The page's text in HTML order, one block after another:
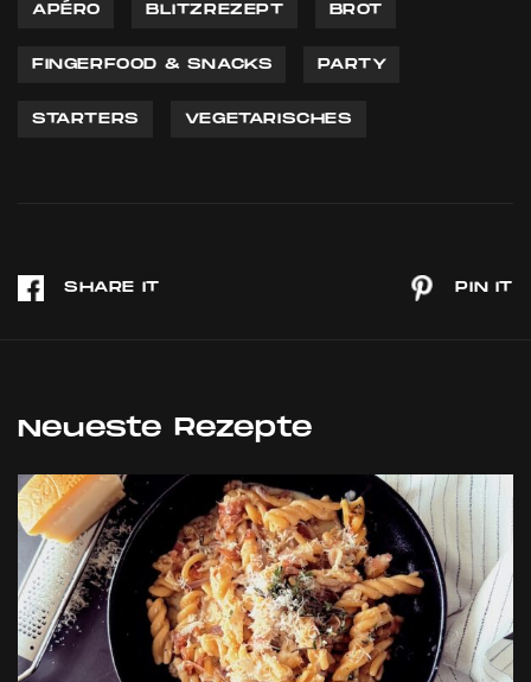
APÉRO BLITZREZEPT BROT
FINGERFOOD & SNACKS PARTY
STARTERS VEGETARISCHES
Neueste Rezepte